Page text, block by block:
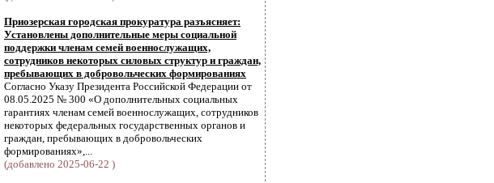
Приозерская городская прокуратура разъясняет:
Установлены дополнительные меры социальной
поддержки членам семей военнослужащих,
сотрудников некоторых силовых структур и граждан,
пребывающих в добровольческих формированиях
Согласно Указу Президента Российской Федерации от
08.05.2025 № 300 «О дополнительных социальных
гарантиях членам семей военнослужащих, сотрудников
некоторых федеральных государственных органов и
граждан, пребывающих в добровольческих
формированиях»,...
(добавлено 2025-06-22 )